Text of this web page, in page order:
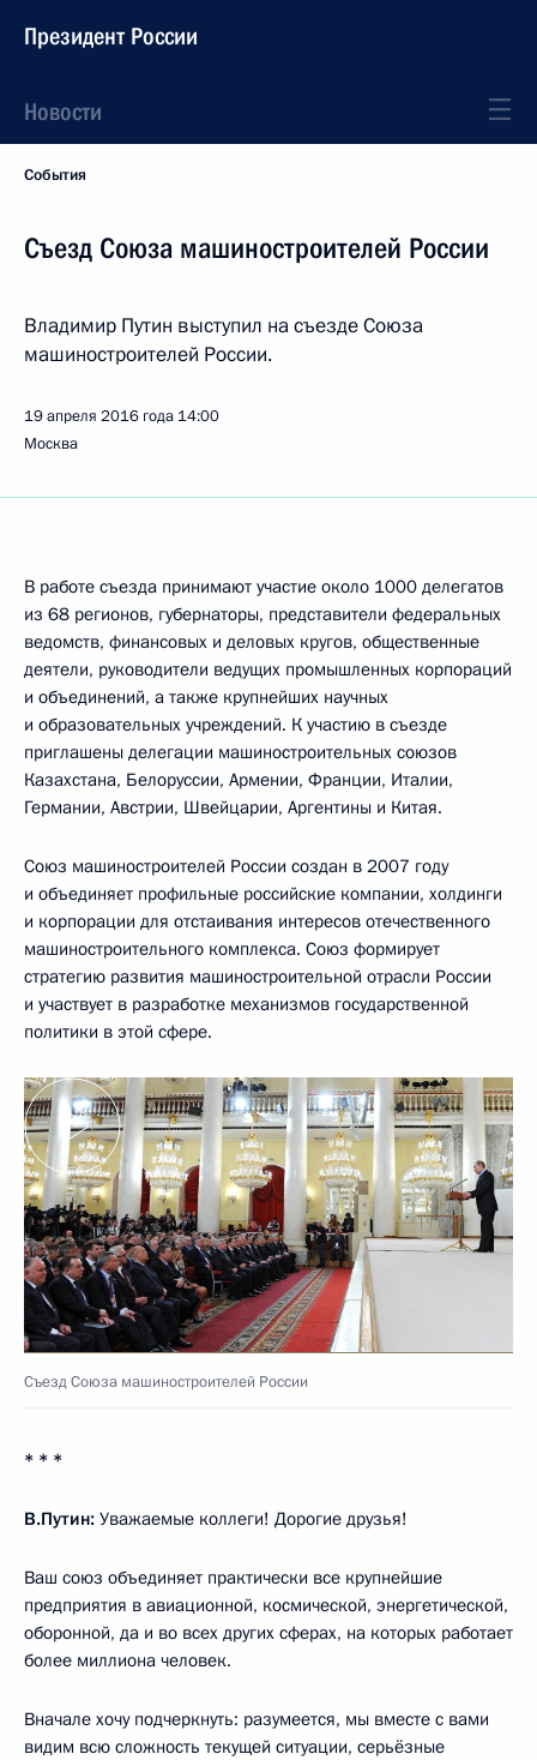
Президент России
Новости
События
Съезд Союза машиностроителей России
Владимир Путин выступил на съезде Союза
машиностроителей России.
19 апреля 2016 года 14:00
Москва
В работе съезда принимают участие около 1000 делегатов
из 68 регионов, губернаторы, представители федеральных
ведомств, финансовых и деловых кругов, общественные
деятели, руководители ведущих промышленных корпораций
и объединений, а также крупнейших научных
и образовательных учреждений. К участию в съезде
приглашены делегации машиностроительных союзов
Казахстана, Белоруссии, Армении, Франции, Италии,
Германии, Австрии, Швейцарии, Аргентины и Китая.
Союз машиностроителей России создан в 2007 году
и объединяет профильные российские компании, холдинги
и корпорации для отстаивания интересов отечественного
машиностроительного комплекса. Союз формирует
стратегию развития машиностроительной отрасли России
и участвует в разработке механизмов государственной
политики в этой сфере.
Съезд Союза машиностроителей России
* * *
В.Путин: Уважаемые коллеги! Дорогие друзья!
Ваш союз объединяет практически все крупнейшие
предприятия в авиационной, космической, энергетической,
оборонной, да и во всех других сферах, на которых работает
более миллиона человек.
Вначале хочу подчеркнуть: разумеется, мы вместе с вами
видим всю сложность текущей ситуации, серьёзные